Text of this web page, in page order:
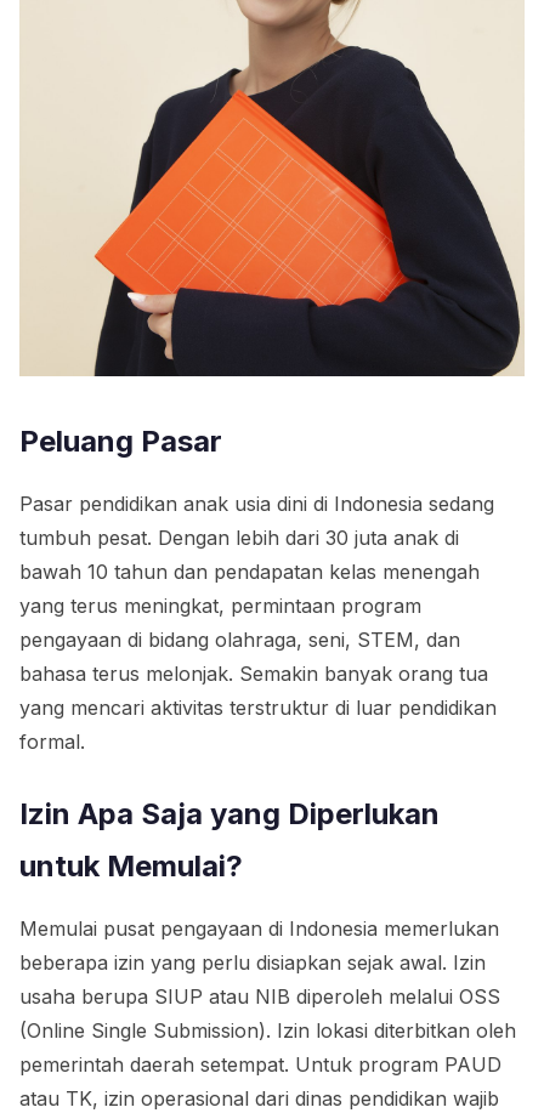
Peluang Pasar
Pasar pendidikan anak usia dini di Indonesia sedang
tumbuh pesat. Dengan lebih dari 30 juta anak di
bawah 10 tahun dan pendapatan kelas menengah
yang terus meningkat, permintaan program
pengayaan di bidang olahraga, seni, STEM, dan
bahasa terus melonjak. Semakin banyak orang tua
yang mencari aktivitas terstruktur di luar pendidikan
formal.
Izin Apa Saja yang Diperlukan
untuk Memulai?
Memulai pusat pengayaan di Indonesia memerlukan
beberapa izin yang perlu disiapkan sejak awal. Izin
usaha berupa SIUP atau NIB diperoleh melalui OSS
(Online Single Submission). Izin lokasi diterbitkan oleh
pemerintah daerah setempat. Untuk program PAUD
atau TK, izin operasional dari dinas pendidikan wajib